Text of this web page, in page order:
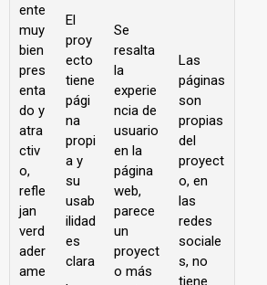
ente
muy
bien
pres
enta
do y
atra
ctiv
o,
refle
jan
verd
ader
ame
El
proy
ecto
tiene
pági
na
propi
a y
su
usab
ilidad
es
clara
,
Se
resalta
la
experie
ncia de
usuario
en la
página
web,
parece
un
proyect
o más
Las
páginas
son
propias
del
proyect
o, en
las
redes
sociale
s, no
tiene